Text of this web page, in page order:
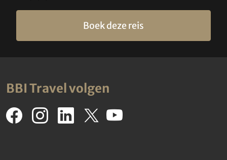
Boek deze reis
BBI Travel volgen